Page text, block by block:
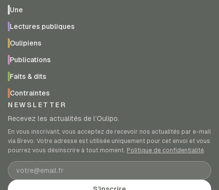
Une
Lectures publiques
Oulipiens
Publications
Faits & dits
Contraintes
NEWSLETTER
Recevez les actualités de l’Oulipo.
En vous inscrivant, vous acceptez de recevoir nos actualités par e-mail
via Brevo. Votre adresse est utilisée uniquement pour cet envoi et vous
pourrez vous désinscrire à tout moment. Politique de confidentialité.
Adresse e-mail